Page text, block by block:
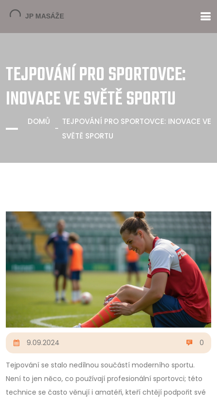
TEJPOVÁNÍ PRO SPORTOVCE:
INOVACE VE SVĚTĚ SPORTU
DOMŮ
TEJPOVÁNÍ PRO SPORTOVCE: INOVACE VE
SVĚTĚ SPORTU
9.09.2024 0
Tejpování se stalo nedílnou součástí moderního sportu.
Není to jen něco, co používají profesionální sportovci; této
technice se často věnují i amatéři, kteří chtějí podpořit své